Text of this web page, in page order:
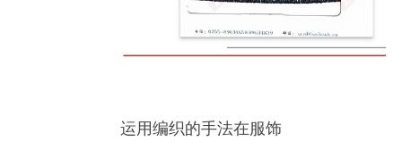
运用编织的手法在服饰